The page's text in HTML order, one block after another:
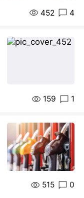
452 4
159 1
515 0